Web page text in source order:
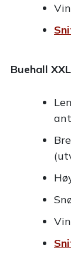
Buehall